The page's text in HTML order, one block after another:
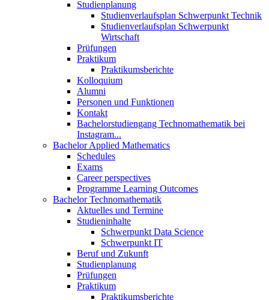
Studienplanung
Studienverlaufsplan Schwerpunkt Technik
Studienverlaufsplan Schwerpunkt
Wirtschaft
Prüfungen
Praktikum
Praktikumsberichte
Kolloquium
Alumni
Personen und Funktionen
Kontakt
Bachelorstudiengang Technomathematik bei
Instagram...
Bachelor Applied Mathematics
Schedules
Exams
Career perspectives
Programme Learning Outcomes
Bachelor Technomathematik
Aktuelles und Termine
Studieninhalte
Schwerpunkt Data Science
Schwerpunkt IT
Beruf und Zukunft
Studienplanung
Prüfungen
Praktikum
Praktikumsberichte